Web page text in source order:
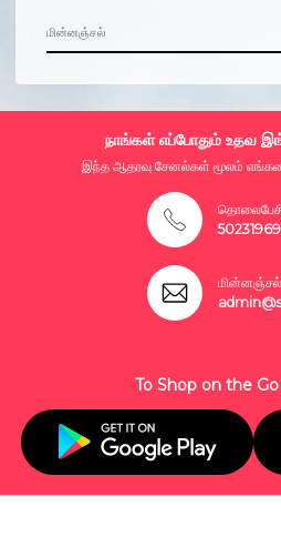
நாங்கள் எப்போதும் உதவ
இந்த ஆதரவு சேனல்கள் மூலம்
மின்னஞ்சல்
To Shop on the